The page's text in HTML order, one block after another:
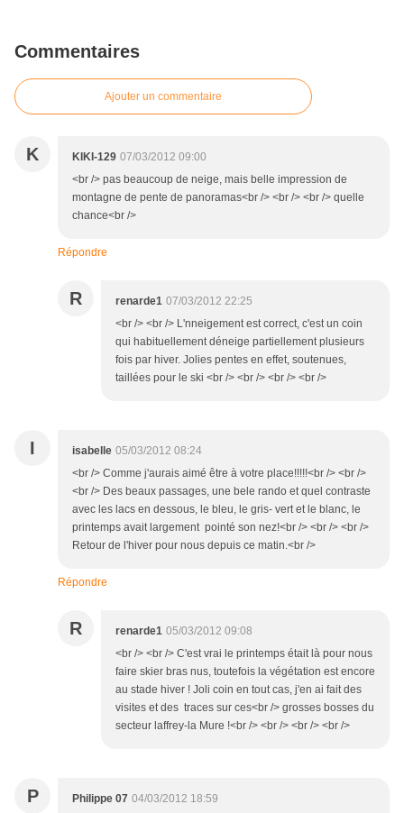
Commentaires
Ajouter un commentaire
K KIKI-129 07/03/2012 09:00
<br /> pas beaucoup de neige, mais belle impression de
montagne de pente de panoramas<br /> <br /> <br /> quelle
chance<br />
Répondre
R renarde1 07/03/2012 22:25
<br /> <br /> L'nneigement est correct, c'est un coin
qui habituellement déneige partiellement plusieurs
fois par hiver. Jolies pentes en effet, soutenues,
taillées pour le ski <br /> <br /> <br /> <br />
I isabelle 05/03/2012 08:24
<br /> Comme j'aurais aimé être à votre place!!!!!<br /> <br />
<br /> Des beaux passages, une bele rando et quel contraste
avec les lacs en dessous, le bleu, le gris- vert et le blanc, le
printemps avait largement pointé son nez!<br /> <br /> <br />
Retour de l'hiver pour nous depuis ce matin.<br />
Répondre
R renarde1 05/03/2012 09:08
<br /> <br /> C'est vrai le printemps était là pour nous
faire skier bras nus, toutefois la végétation est encore
au stade hiver ! Joli coin en tout cas, j'en ai fait des
visites et des traces sur ces<br /> grosses bosses du
secteur laffrey-la Mure !<br /> <br /> <br /> <br />
P Philippe 07 04/03/2012 18:59